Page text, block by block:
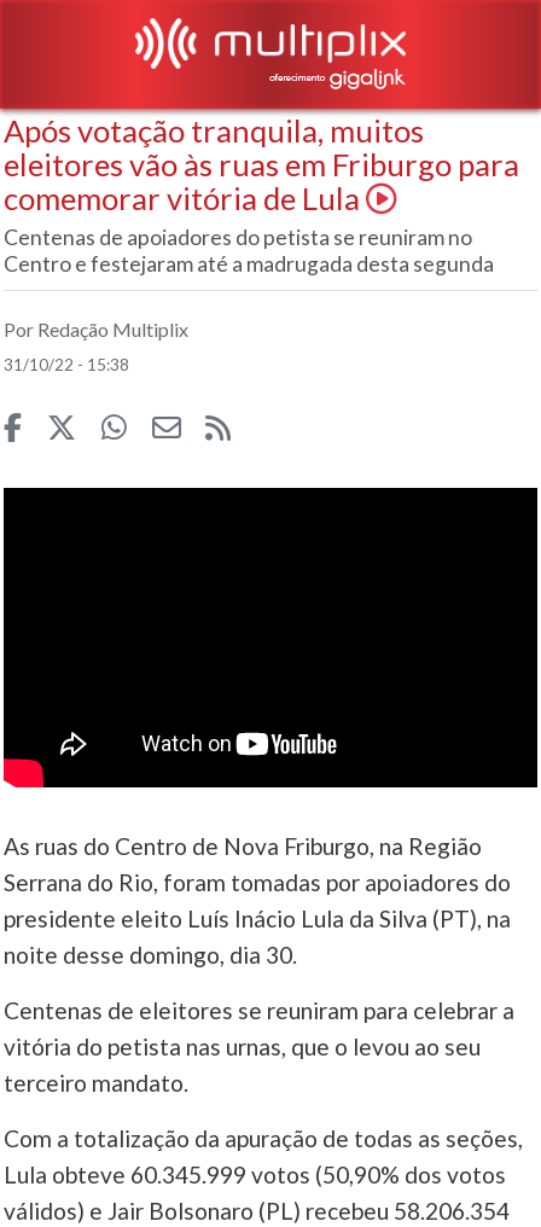
Após votação tranquila, muitos
eleitores vão às ruas em Friburgo para
comemorar vitória de Lula
Centenas de apoiadores do petista se reuniram no
Centro e festejaram até a madrugada desta segunda
Por Redação Multiplix
31/10/22 - 15:38
As ruas do Centro de Nova Friburgo, na Região
Serrana do Rio, foram tomadas por apoiadores do
presidente eleito Luís Inácio Lula da Silva (PT), na
noite desse domingo, dia 30.
Centenas de eleitores se reuniram para celebrar a
vitória do petista nas urnas, que o levou ao seu
terceiro mandato.
Com a totalização da apuração de todas as seções,
Lula obteve 60.345.999 votos (50,90% dos votos
válidos) e Jair Bolsonaro (PL) recebeu 58.206.354